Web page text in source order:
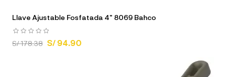
Llave Ajustable Fosfatada 4" 8069 Bahco
S/ 178.38 S/ 94.90